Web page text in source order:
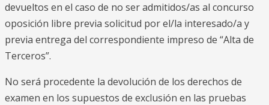
devueltos en el caso de no ser admitidos/as al concurso
oposición libre previa solicitud por el/la interesado/a y
previa entrega del correspondiente impreso de “Alta de
Terceros”.
No será procedente la devolución de los derechos de
examen en los supuestos de exclusión en las pruebas